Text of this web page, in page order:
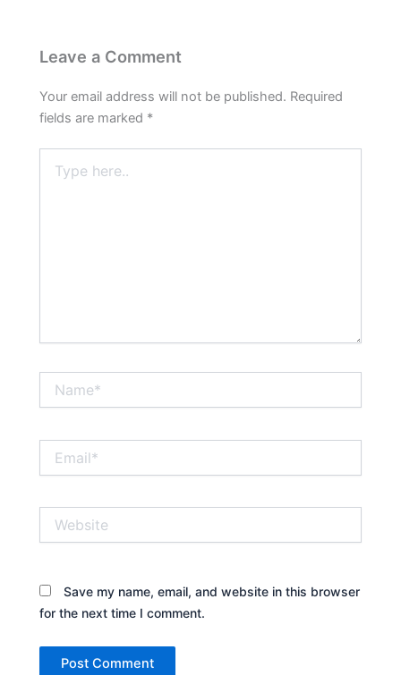
Leave a Comment
Your email address will not be published. Required
fields are marked *
here..
Save my name, email, and website in this browser
for the next time I comment.